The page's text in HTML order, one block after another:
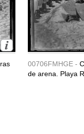
00706FMHGE -
de arena. Playa